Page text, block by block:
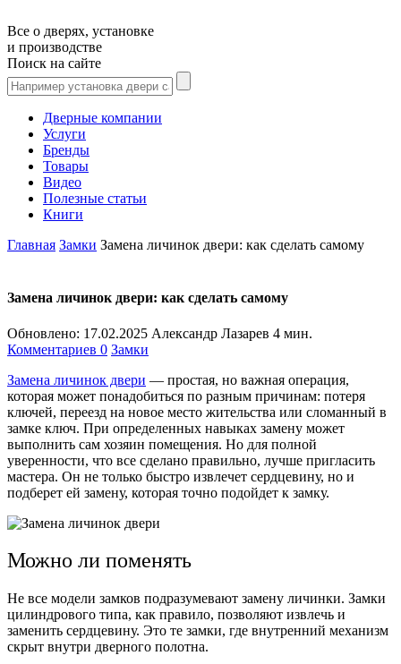
Все о дверях, установке
и производстве
Поиск на сайте
Дверные компании
Услуги
Бренды
Товары
Видео
Полезные статьи
Книги
Главная Замки Замена личинок двери: как сделать самому
Замена личинок двери: как сделать самому
Обновлено: 17.02.2025 Александр Лазарев 4 мин.
Комментариев 0 Замки
Замена личинок двери — простая, но важная операция,
которая может понадобиться по разным причинам: потеря
ключей, переезд на новое место жительства или сломанный в
замке ключ. При определенных навыках замену может
выполнить сам хозяин помещения. Но для полной
уверенности, что все сделано правильно, лучше пригласить
мастера. Он не только быстро извлечет сердцевину, но и
подберет ей замену, которая точно подойдет к замку.
Можно ли поменять
Не все модели замков подразумевают замену личинки. Замки
цилиндрового типа, как правило, позволяют извлечь и
заменить сердцевину. Это те замки, где внутренний механизм
скрыт внутри дверного полотна.